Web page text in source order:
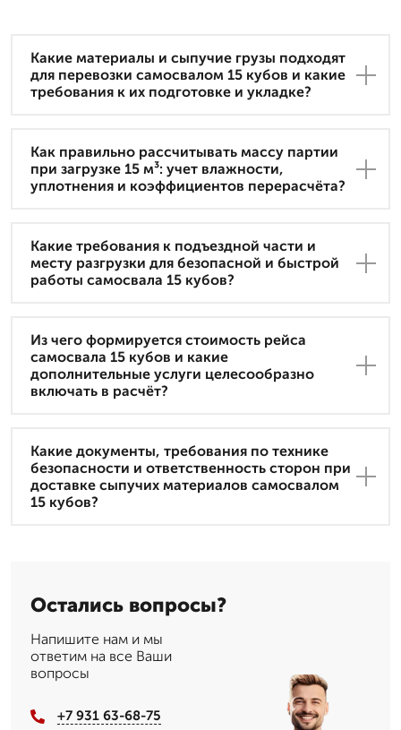
Какие материалы и сыпучие грузы подходят
для перевозки самосвалом 15 кубов и какие
требования к их подготовке и укладке?
Как правильно рассчитывать массу партии
при загрузке 15 м³: учет влажности,
уплотнения и коэффициентов перерасчёта?
Какие требования к подъездной части и
месту разгрузки для безопасной и быстрой
работы самосвала 15 кубов?
Из чего формируется стоимость рейса
самосвала 15 кубов и какие
дополнительные услуги целесообразно
включать в расчёт?
Какие документы, требования по технике
безопасности и ответственность сторон при
доставке сыпучих материалов самосвалом
15 кубов?
Остались вопросы?
Напишите нам и мы
ответим на все Ваши
вопросы
+7 931 63-68-75